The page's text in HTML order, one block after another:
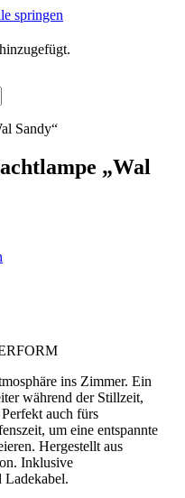
springen
Sandy“
„Wal
ins Zimmer. Ein
während der Stillzeit,
auch fürs
um eine entspannte
Hergestellt aus
Inklusive
Ladekabel.